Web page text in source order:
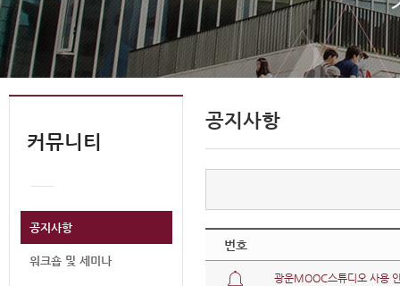
커뮤니티
공지사항
워크숍 및 세미나
공지사항
번호
광운MOOC스튜디오 사용